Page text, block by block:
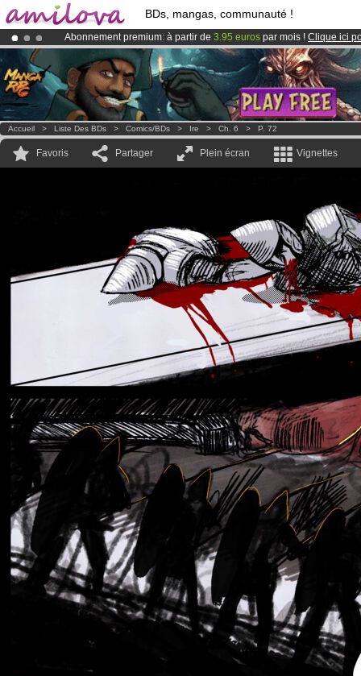
BDs, mangas, communauté !
Abonnement premium: à partir de 3.95 euros par mois ! Clique ici
Déjà 100000membreset 1000BDs & Mangas!
LeKickstarter Amilova est désormais lancé
Accueil > Liste Des BDs > Comics/BDs > Ire > Ch. 6 > P. 72
Favoris Partager Plein écran Vignettes